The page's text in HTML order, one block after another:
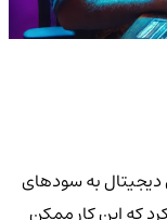
دیجیتال به سودهای
که این کار ممکن